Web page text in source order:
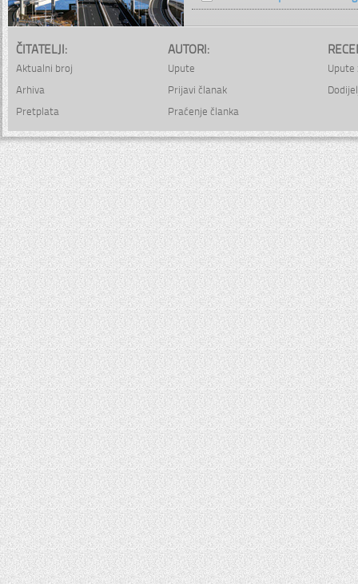
ČITATELJI:
Aktualni broj
Arhiva
Pretplata
AUTORI:
Upute
Prijavi članak
Praćenje članka
Upute